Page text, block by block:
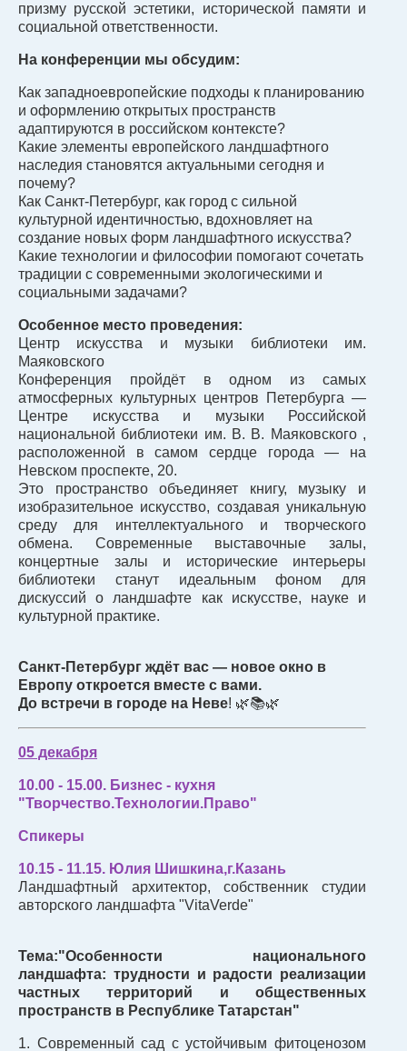
призму русской эстетики, исторической памяти и
социальной ответственности.
На конференции мы обсудим:
Как западноевропейские подходы к планированию
и оформлению открытых пространств
адаптируются в российском контексте?
Какие элементы европейского ландшафтного
наследия становятся актуальными сегодня и
почему?
Как Санкт-Петербург, как город с сильной
культурной идентичностью, вдохновляет на
создание новых форм ландшафтного искусства?
Какие технологии и философии помогают сочетать
традиции с современными экологическими и
социальными задачами?
Особенное место проведения:
Центр искусства и музыки библиотеки им.
Маяковского
Конференция пройдёт в одном из самых
атмосферных культурных центров Петербурга —
Центре искусства и музыки Российской
национальной библиотеки им. В. В. Маяковского ,
расположенной в самом сердце города — на
Невском проспекте, 20.
Это пространство объединяет книгу, музыку и
изобразительное искусство, создавая уникальную
среду для интеллектуального и творческого
обмена. Современные выставочные залы,
концертные залы и исторические интерьеры
библиотеки станут идеальным фоном для
дискуссий о ландшафте как искусстве, науке и
культурной практике.
Санкт-Петербург ждёт вас — новое окно в
Европу откроется вместе с вами.
До встречи в городе на Неве! 🌿📚🌿
05 декабря
10.00 - 15.00. Бизнес - кухня
"Творчество.Технологии.Право"
Спикеры
10.15 - 11.15. Юлия Шишкина,г.Казань
Ландшафтный архитектор, собственник студии
авторского ландшафта "VitaVerde"
Тема:"Особенности национального
ландшафта: трудности и радости реализации
частных территорий и общественных
пространств в Республике Татарстан"
1. Современный сад с устойчивым фитоценозом